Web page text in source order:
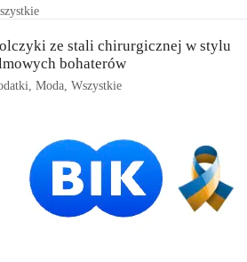
ze stali chirurgicznej w stylu
bohaterów
,Moda,Wszystkie